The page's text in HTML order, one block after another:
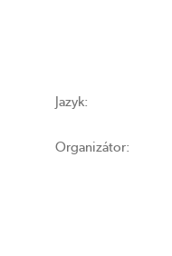
Jazyk:
Organizátor: